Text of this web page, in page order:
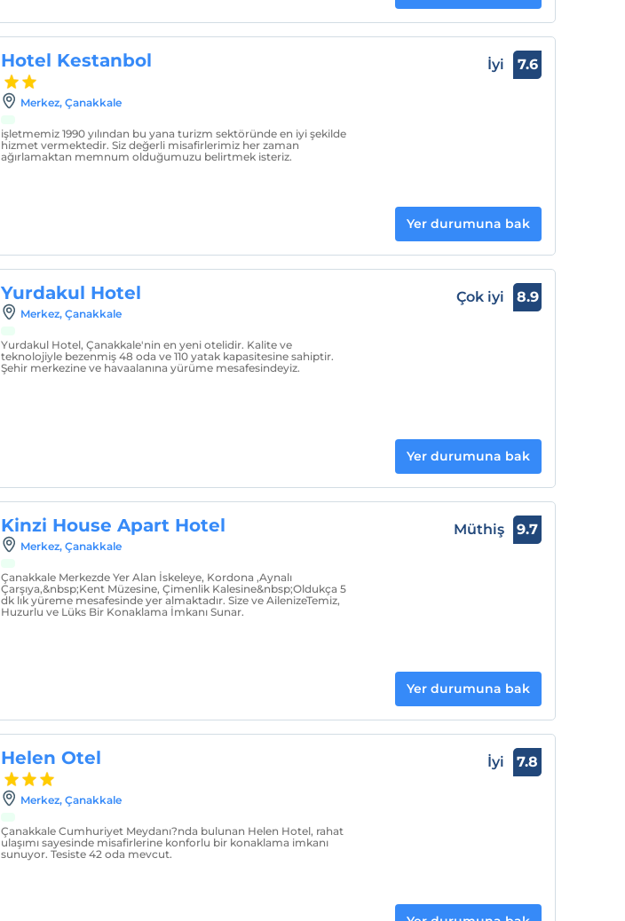
Hotel Kestanbol
Merkez‎, Çanakkale
işletmemiz 1990 yılından bu yana turizm sektöründe en iyi şekilde
hizmet vermektedir. Siz değerli misafirlerimiz her zaman
ağırlamaktan memnum olduğumuzu belirtmek isteriz.
İyi 7.6
Yer durumuna bak
Yurdakul Hotel
Merkez‎, Çanakkale
Yurdakul Hotel, Çanakkale'nin en yeni otelidir. Kalite ve
teknolojiyle bezenmiş 48 oda ve 110 yatak kapasitesine sahiptir.
Şehir merkezine ve havaalanına yürüme mesafesindeyiz.
Çok iyi 8.9
Yer durumuna bak
Kinzi House Apart Hotel
Merkez‎, Çanakkale
Çanakkale Merkezde Yer Alan İskeleye, Kordona ,Aynalı
Çarşıya,&nbsp;Kent Müzesine, Çimenlik Kalesine&nbsp;Oldukça 5
dk lık yüreme mesafesinde yer almaktadır. Size ve AilenizeTemiz,
Huzurlu ve Lüks Bir Konaklama İmkanı Sunar.
Müthiş 9.7
Yer durumuna bak
Helen Otel
Merkez‎, Çanakkale
Çanakkale Cumhuriyet Meydanı?nda bulunan Helen Hotel, rahat
ulaşımı sayesinde misafirlerine konforlu bir konaklama imkanı
sunuyor. Tesiste 42 oda mevcut.
İyi 7.8